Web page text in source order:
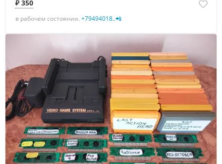
₽ 350
в рабочем состоянии. +79494018..📲